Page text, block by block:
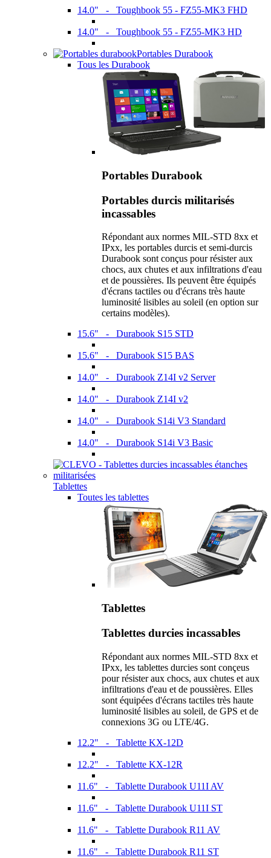
14.0" - Toughbook 55 - FZ55-MK3 FHD
14.0" - Toughbook 55 - FZ55-MK3 HD
Portables Durabook
Tous les Durabook
Portables Durabook
Portables durcis militarisés
incassables
Répondant aux normes MIL-STD 8xx et
IPxx, les portables durcis et semi-durcis
Durabook sont conçus pour résister aux
chocs, aux chutes et aux infiltrations d'eau
et de poussières. Ils peuvent être équipés
d'écrans tactiles ou d'écrans très haute
luminosité lisibles au soleil (en option sur
certains modèles).
15.6" - Durabook S15 STD
15.6" - Durabook S15 BAS
14.0" - Durabook Z14I v2 Server
14.0" - Durabook Z14I v2
14.0" - Durabook S14i V3 Standard
14.0" - Durabook S14i V3 Basic
Tablettes
Toutes les tablettes
Tablettes
Tablettes durcies incassables
Répondant aux normes MIL-STD 8xx et
IPxx, les tablettes durcies sont conçeus
pour résister aux chocs, aux chutes et aux
infiltrations d'eau et de poussières. Elles
sont équipées d'écrans tactiles très haute
luminosité lisibles au soleil, de GPS et de
connexions 3G ou LTE/4G.
12.2" - Tablette KX-12D
12.2" - Tablette KX-12R
11.6" - Tablette Durabook U11I AV
11.6" - Tablette Durabook U11I ST
11.6" - Tablette Durabook R11 AV
11.6" - Tablette Durabook R11 ST